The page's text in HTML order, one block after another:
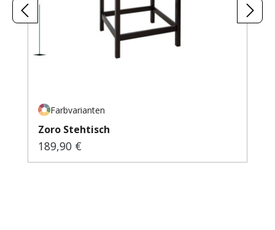
Farbvarianten
Zoro Stehtisch
Regulärer Preis:
189,90 €